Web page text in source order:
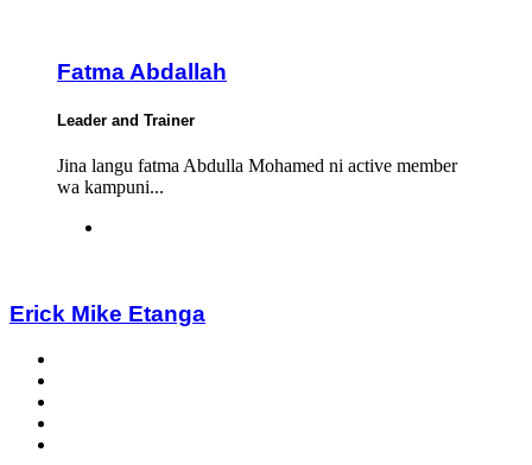
Fatma Abdallah
Leader and Trainer
Jina langu fatma Abdulla Mohamed ni active member
wa kampuni...
Erick Mike Etanga